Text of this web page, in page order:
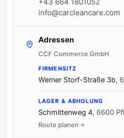
info@carcleancare.com
Adressen
CCF Commerce GmbH
FIRMENSITZ
Werner Storf-Straße 3b,
LAGER & ABHOLUNG
Schmittenweg 4, 6600
Route planen